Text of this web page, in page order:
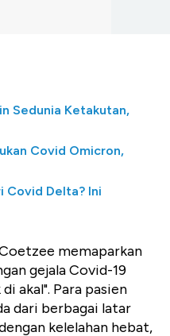
Sedunia Ketakutan,
Covid Omicron,
Covid Delta? Ini
memaparkan
gejala Covid-19
akal". Para pasien
dari berbagai latar
kelelahan hebat,